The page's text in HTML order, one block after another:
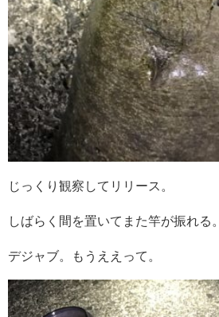
じっくり観察してリリース。
しばらく間を置いてまた竿が振れる。
デジャブ。もうええって。